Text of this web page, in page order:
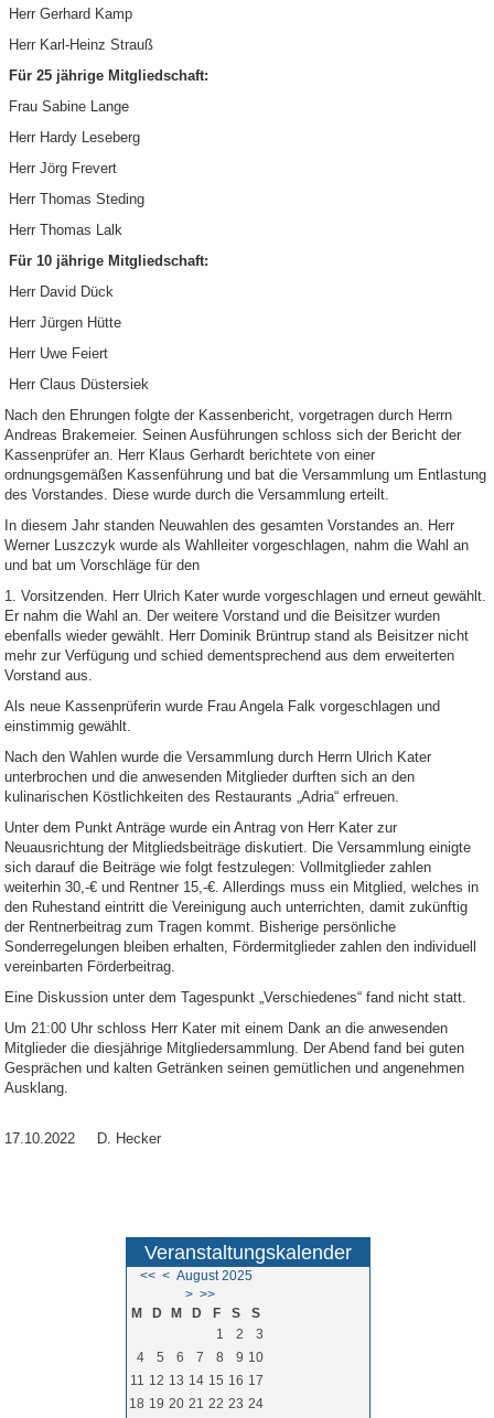
Herr Gerhard Kamp
Herr Karl-Heinz Strauß
Für 25 jährige Mitgliedschaft:
Frau Sabine Lange
Herr Hardy Leseberg
Herr Jörg Frevert
Herr Thomas Steding
Herr Thomas Lalk
Für 10 jährige Mitgliedschaft:
Herr David Dück
Herr Jürgen Hütte
Herr Uwe Feiert
Herr Claus Düstersiek
Nach den Ehrungen folgte der Kassenbericht, vorgetragen durch Herrn
Andreas Brakemeier. Seinen Ausführungen schloss sich der Bericht der
Kassenprüfer an. Herr Klaus Gerhardt berichtete von einer
ordnungsgemäßen Kassenführung und bat die Versammlung um Entlastung
des Vorstandes. Diese wurde durch die Versammlung erteilt.
In diesem Jahr standen Neuwahlen des gesamten Vorstandes an. Herr
Werner Luszczyk wurde als Wahlleiter vorgeschlagen, nahm die Wahl an
und bat um Vorschläge für den
1. Vorsitzenden. Herr Ulrich Kater wurde vorgeschlagen und erneut gewählt.
Er nahm die Wahl an. Der weitere Vorstand und die Beisitzer wurden
ebenfalls wieder gewählt. Herr Dominik Brüntrup stand als Beisitzer nicht
mehr zur Verfügung und schied dementsprechend aus dem erweiterten
Vorstand aus.
Als neue Kassenprüferin wurde Frau Angela Falk vorgeschlagen und
einstimmig gewählt.
Nach den Wahlen wurde die Versammlung durch Herrn Ulrich Kater
unterbrochen und die anwesenden Mitglieder durften sich an den
kulinarischen Köstlichkeiten des Restaurants „Adria“ erfreuen.
Unter dem Punkt Anträge wurde ein Antrag von Herr Kater zur
Neuausrichtung der Mitgliedsbeiträge diskutiert. Die Versammlung einigte
sich darauf die Beiträge wie folgt festzulegen: Vollmitglieder zahlen
weiterhin 30,-€ und Rentner 15,-€. Allerdings muss ein Mitglied, welches in
den Ruhestand eintritt die Vereinigung auch unterrichten, damit zukünftig
der Rentnerbeitrag zum Tragen kommt. Bisherige persönliche
Sonderregelungen bleiben erhalten, Fördermitglieder zahlen den individuell
vereinbarten Förderbeitrag.
Eine Diskussion unter dem Tagespunkt „Verschiedenes“ fand nicht statt.
Um 21:00 Uhr schloss Herr Kater mit einem Dank an die anwesenden
Mitglieder die diesjährige Mitgliedersammlung. Der Abend fand bei guten
Gesprächen und kalten Getränken seinen gemütlichen und angenehmen
Ausklang.
17.10.2022 D. Hecker
Veranstaltungskalender
<< < August 2025
> >>
M
D M D F S
S
1
2
3
4
5 6 7 8 9 10
11 12 13 14 15 16 17
18 19 20 21 22 23 24